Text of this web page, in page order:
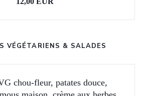
VÉGÉTARIENS & SALADES
chou-fleur, patates douce,